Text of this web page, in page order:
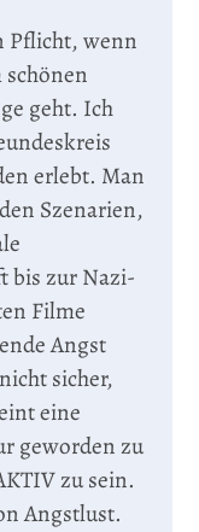
Pflicht, wenn
geht. Ich
erlebt. Man
Szenarien,
bis zur Nazi-
Filme
Angst
sicher,
eine
geworden zu
zu sein.
Angstlust.